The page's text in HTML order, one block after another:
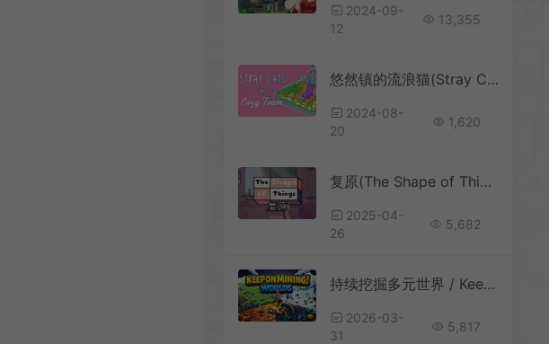
2024-09-
12
13,355
悠然镇的流浪猫(Stray Cats in Cozy Town)简中|PC|PUZ|休闲益智找猫游戏
2024-08-
20
1,620
复原(The Shape of Things)舒缓休闲益智游戏|下载
2025-04-
26
5,682
持续挖掘多元世界 / Keep on Mining Worlds 增量采矿游戏
2026-03-
31
5,817